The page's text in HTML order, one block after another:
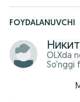
FOYDALANUVCHI
OLXda
So'nggi